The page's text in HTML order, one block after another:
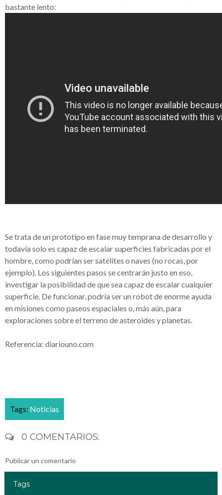
bastante lento:
Se trata de un prototipo en fase muy temprana de desarrollo y
todavía solo es capaz de escalar superficies fabricadas por el
hombre, como podrían ser satélites o naves (no rocas, por
ejemplo). Los siguientes pasos se centrarán justo en eso,
investigar la posibilidad de que sea capaz de escalar cualquier
superficie. De funcionar, podría ser un robot de enorme ayuda
en misiones como paseos espaciales o, más aún, para
exploraciones sobre el terreno de asteroides y planetas.
Referencia: diariouno.com
Tags: Noticias
0 COMENTARIOS:
Publicar un comentario
Tags